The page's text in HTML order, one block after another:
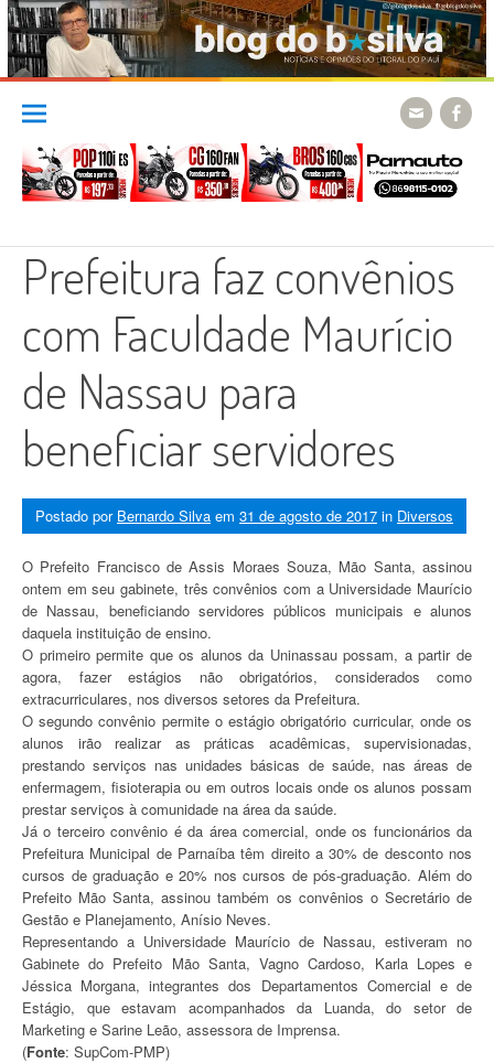
Skip
content
Prefeitura faz convênios
com Faculdade Maurício
de Nassau para
beneficiar servidores
Postado por Bernardo Silva em 31 de agosto de 2017 in Diversos
O Prefeito Francisco de Assis Moraes Souza, Mão Santa, assinou
ontem em seu gabinete, três convênios com a Universidade Maurício
de Nassau, beneficiando servidores públicos municipais e alunos
daquela instituição de ensino.
O primeiro permite que os alunos da Uninassau possam, a partir de
agora, fazer estágios não obrigatórios, considerados como
extracurriculares, nos diversos setores da Prefeitura.
O segundo convênio permite o estágio obrigatório curricular, onde os
alunos irão realizar as práticas acadêmicas, supervisionadas,
prestando serviços nas unidades básicas de saúde, nas áreas de
enfermagem, fisioterapia ou em outros locais onde os alunos possam
prestar serviços à comunidade na área da saúde.
Já o terceiro convênio é da área comercial, onde os funcionários da
Prefeitura Municipal de Parnaíba têm direito a 30% de desconto nos
cursos de graduação e 20% nos cursos de pós-graduação. Além do
Prefeito Mão Santa, assinou também os convênios o Secretário de
Gestão e Planejamento, Anísio Neves.
Representando a Universidade Maurício de Nassau, estiveram no
Gabinete do Prefeito Mão Santa, Vagno Cardoso, Karla Lopes e
Jéssica Morgana, integrantes dos Departamentos Comercial e de
Estágio, que estavam acompanhados da Luanda, do setor de
Marketing e Sarine Leão, assessora de Imprensa.
(Fonte: SupCom-PMP)